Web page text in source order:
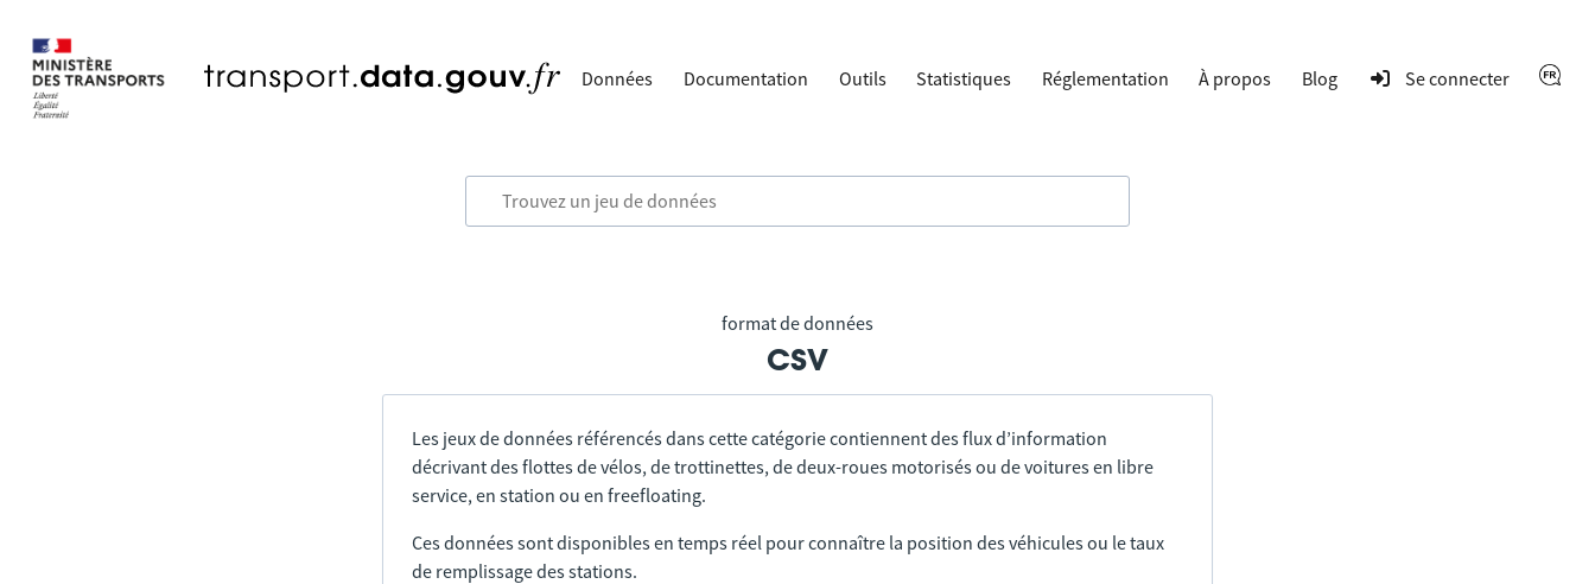
Données Documentation Outils Statistiques Réglementation À propos Blog Se connecter
format de données
csv
Les jeux de données référencés dans cette catégorie contiennent des flux d’information
décrivant des flottes de vélos, de trottinettes, de deux-roues motorisés ou de voitures en libre
service, en station ou en freefloating.
Ces données sont disponibles en temps réel pour connaître la position des véhicules ou le taux
de remplissage des stations.